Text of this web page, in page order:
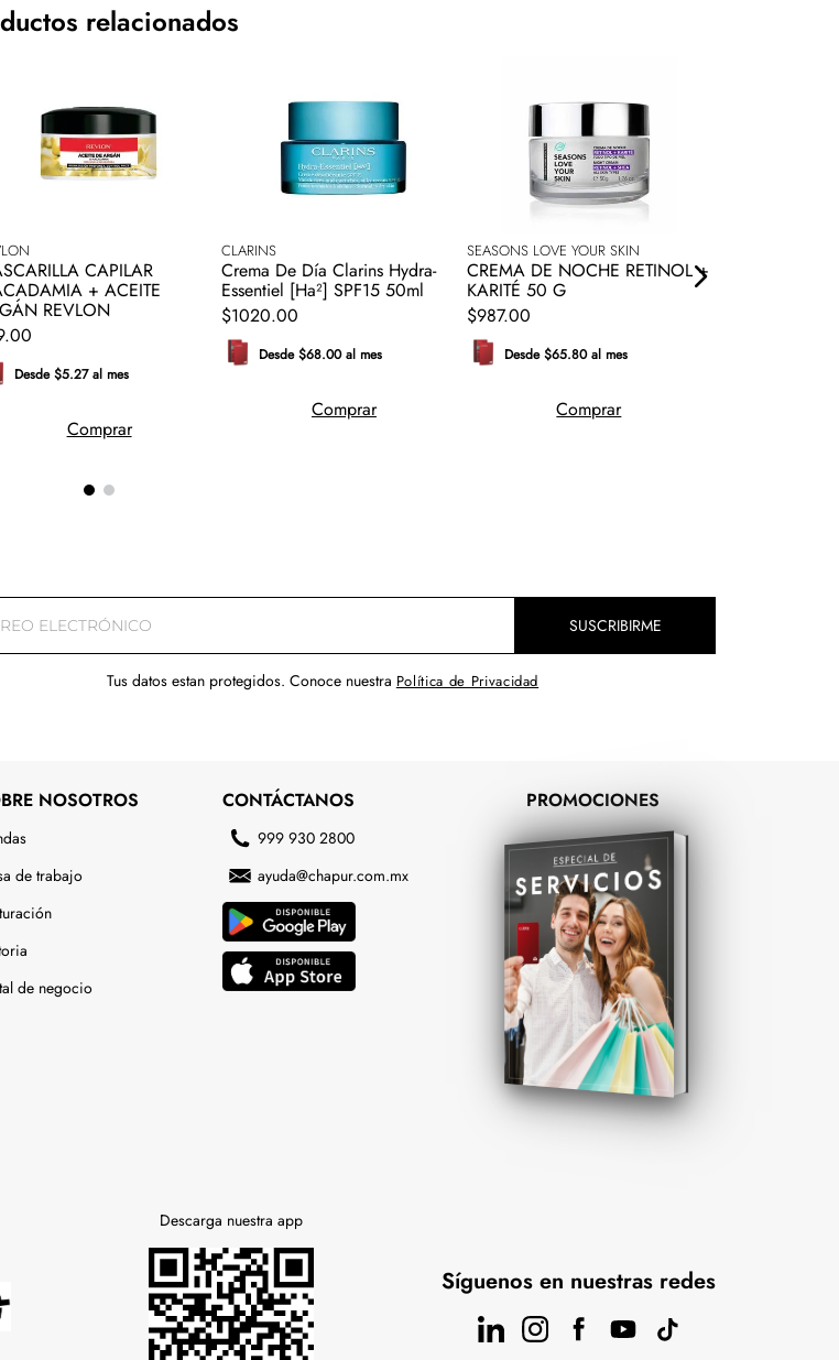
relacionados
CAPILAR
+ ACEITE
REVLON
.00
Desde $5.27 al mes
Comprar
CLARINS
Crema De Día Clarins Hydra-
Essentiel [Ha²] SPF15 50ml
$1020.00
Desde $68.00 al mes
Comprar
SEASONS LOVE YOUR SKIN
CREMA DE NOCHE RETINOL +
KARITÉ 50 G
$987.00
Desde $65.80 al mes
Comprar
SUSCRIBIRME
Tus datos estan protegidos. Conoce nuestra Política de Privacidad
NOSOTROS
de trabajo
de negocio
CONTÁCTANOS
999 930 2800
ayuda@chapur.com.mx
PROMOCIONES
Descarga nuestra app
Síguenos en nuestras redes